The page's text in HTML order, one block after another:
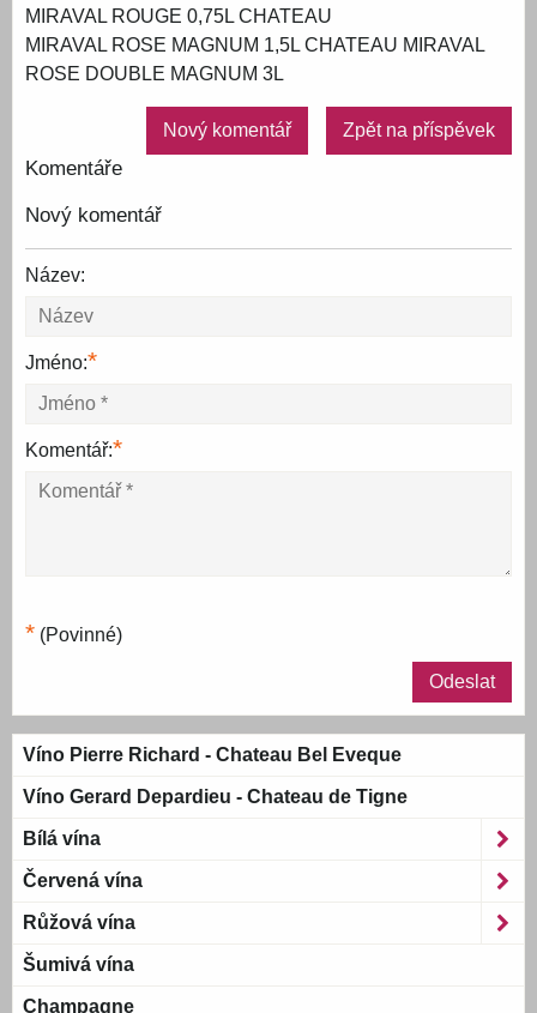
MIRAVAL ROUGE 0,75L CHATEAU
MIRAVAL ROSE MAGNUM 1,5L CHATEAU MIRAVAL
ROSE DOUBLE MAGNUM 3L
Zpět na příspěvek
Nový komentář
Komentáře
Nový komentář
Název:
Jméno:*
Komentář:*
* (Povinné)
Odeslat
Víno Pierre Richard - Chateau Bel Eveque
Víno Gerard Depardieu - Chateau de Tigne
Bílá vína
Červená vína
Růžová vína
Šumivá vína
Champagne